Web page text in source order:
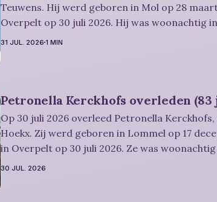
Teuwens. Hij werd geboren in Mol op 28
Overpelt op 30 juli 2026. Hij was woonachtig
Rouwbericht Severens: De afscheidsviering van Urbain waarop u
31 JUL. 2026 1 MIN
Petronella Kerckhofs overleden (83
Op 30 juli 2026 overleed Petronella
Hoekx. Zij werd geboren in Lommel op 17
in Overpelt op 30 juli 2026. Ze was
jaar. Rouwbericht Severens: De afscheidsplechtígheid van Irène zal
30 JUL. 2026